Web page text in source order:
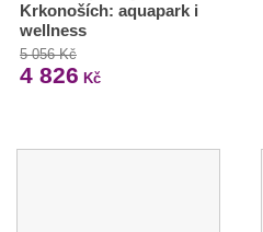
Krkonoších: aquapark i
wellness
5 056 Kč
4 826 Kč